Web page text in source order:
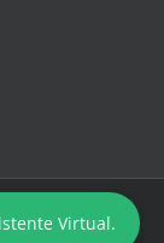
Informação
Virtual.